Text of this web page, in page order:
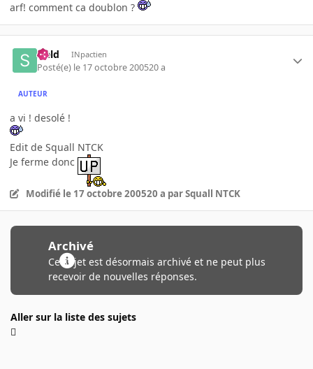
arf! comment ca doublon ?
sield INpactien
Posté(e) le 17 octobre 200520 a
AUTEUR
a vi ! desolé !
Edit de Squall NTCK
Je ferme donc
Modifié le 17 octobre 200520 a par Squall NTCK
Archivé
Ce sujet est désormais archivé et ne peut plus
recevoir de nouvelles réponses.
Aller sur la liste des sujets